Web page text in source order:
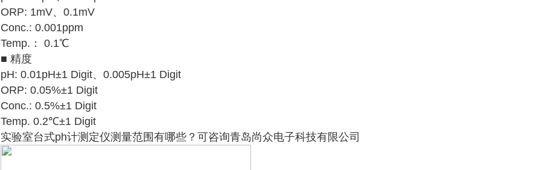
ORP: 1mV、0.1mV
Conc.: 0.001ppm
Temp.： 0.1℃
■ 精度
pH: 0.01pH±1 Digit、0.005pH±1 Digit
ORP: 0.05%±1 Digit
Conc.: 0.5%±1 Digit
Temp. 0.2℃±1 Digit
实验室台式ph计测定仪测量范围有哪些？可咨询青岛尚众电子科技有限公司